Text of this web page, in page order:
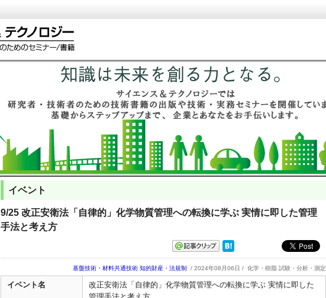
イベント
9/25 改正安衛法「自律的」化学物質管理への転換に学ぶ 実情に即した管理
手法と考え方
基盤技術・材料共通技術 知的財産・法規制 / 2024年08月06日 / 化学・樹脂 試験・分析・測定
イベント名
改正安衛法「自律的」化学物質管理への転換に学ぶ 実情に即した